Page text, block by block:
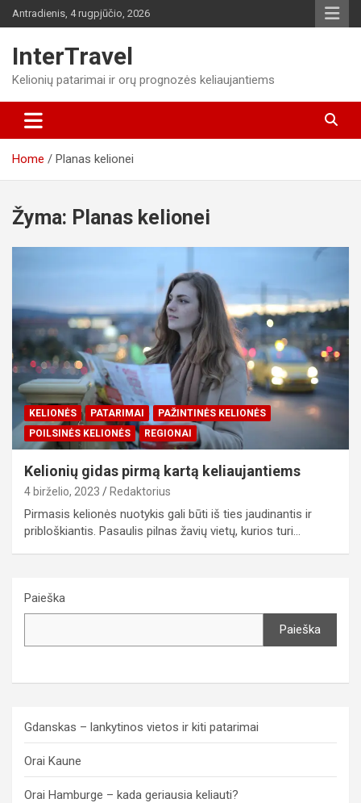
Skip
to
Antradienis, 4 rugpjūčio, 2026
InterTravel
Kelionių patarimai ir orų prognozės keliaujantiems
Home Planas kelionei
Žyma: Planas kelionei
KELIONĖS PATARIMAI
PAŽINTINĖS KELIONĖS
POILSINĖS KELIONĖS
REGIONAI
Kelionių gidas pirmą kartą keliaujantiems
4 birželio, 2023 Redaktorius
Pirmasis kelionės nuotykis gali būti iš ties jaudinantis ir
pribloškiantis. Pasaulis pilnas žavių vietų, kurios turi…
Paieška
Paieška
Gdanskas – lankytinos vietos ir kiti patarimai
Orai Kaune
Orai Hamburge – kada geriausia keliauti?